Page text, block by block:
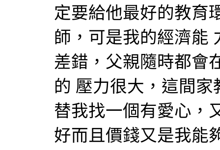
定要給他最好的教育
師，可是我的經濟能
差錯，父親隨時都會
的 壓力很大，這間
替我找一個有愛心，
好而且價錢又是我能